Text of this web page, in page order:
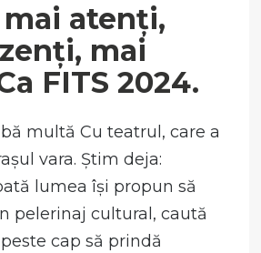
mai atenți,
mai
FITS 2024.
multă Cu teatrul, care a
vara. Știm deja:
lumea își propun să
pelerinaj cultural, caută
cap să prindă